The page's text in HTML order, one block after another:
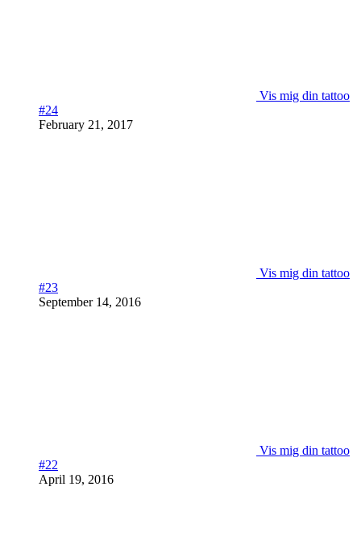
Vis mig din tattoo
#24
February 21, 2017
Vis mig din tattoo
#23
September 14, 2016
Vis mig din tattoo
#22
April 19, 2016